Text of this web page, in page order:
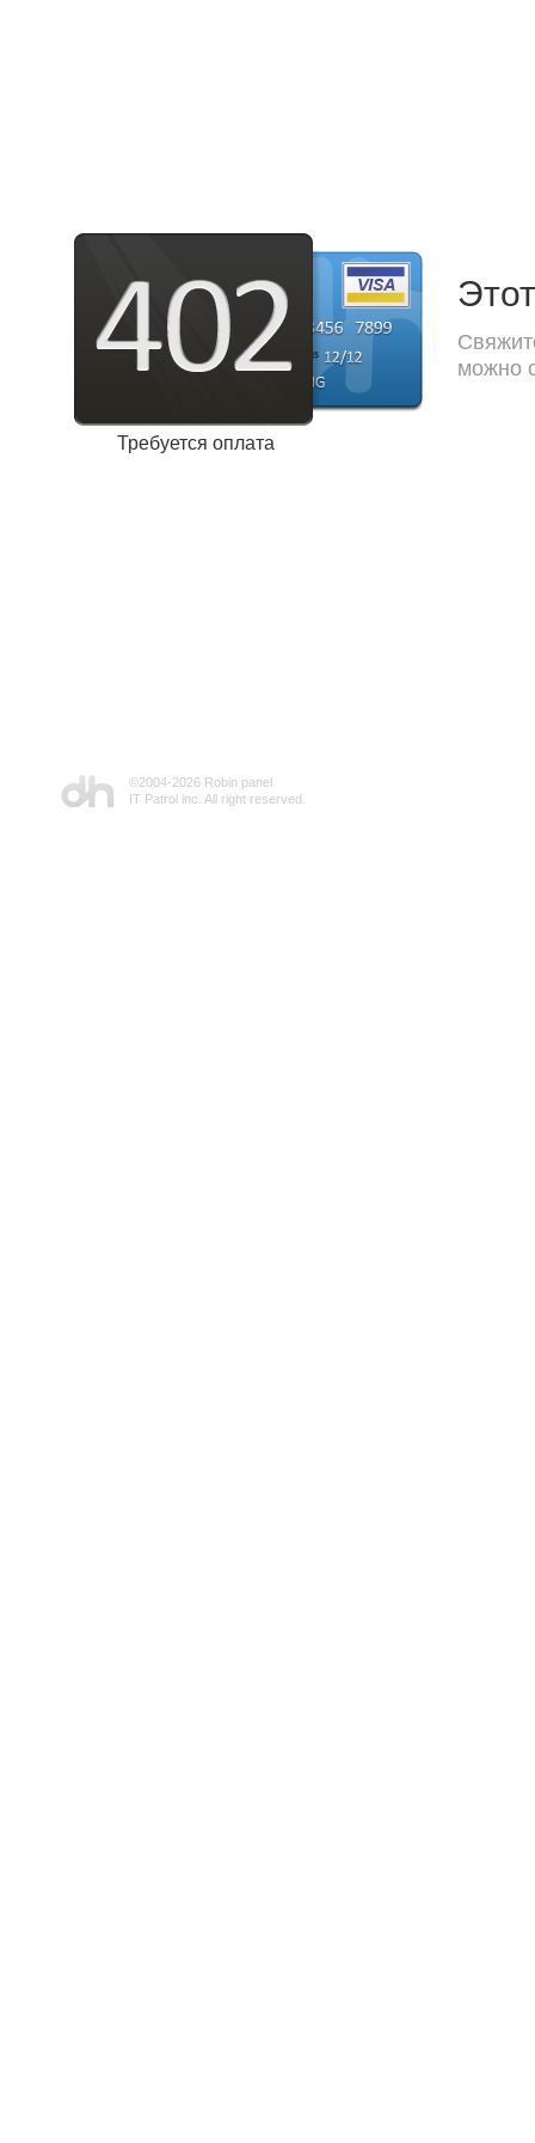
Требуется оплата
можно
©2004-2026 Robin panel
IT Patrol inc. All right reserved.